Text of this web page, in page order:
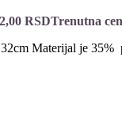
RSDTrenutna
Materijal je 35%